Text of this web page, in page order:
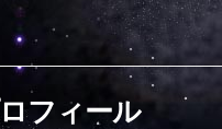
フィール